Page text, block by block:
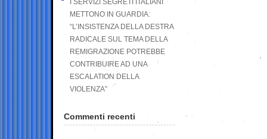
I SERVIZI SEGRETI ITALIANI
METTONO IN GUARDIA:
“L’INSISTENZA DELLA DESTRA
RADICALE SUL TEMA DELLA
REMIGRAZIONE POTREBBE
CONTRIBUIRE AD UNA
ESCALATION DELLA
VIOLENZA”
Commenti recenti